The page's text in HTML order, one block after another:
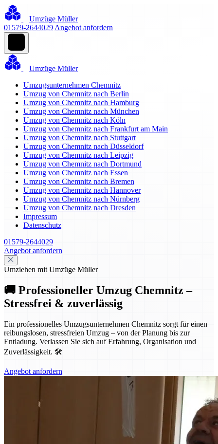
Umzüge Müller
01579-2644029 Angebot anfordern
Umzüge Müller
Umzugsunternehmen Chemnitz
Umzug von Chemnitz nach Berlin
Umzug von Chemnitz nach Hamburg
Umzug von Chemnitz nach München
Umzug von Chemnitz nach Köln
Umzug von Chemnitz nach Frankfurt am Main
Umzug von Chemnitz nach Stuttgart
Umzug von Chemnitz nach Düsseldorf
Umzug von Chemnitz nach Leipzig
Umzug von Chemnitz nach Dortmund
Umzug von Chemnitz nach Essen
Umzug von Chemnitz nach Bremen
Umzug von Chemnitz nach Hannover
Umzug von Chemnitz nach Nürnberg
Umzug von Chemnitz nach Dresden
Impressum
Datenschutz
01579-2644029
Angebot anfordern
Umziehen mit Umzüge Müller
🚚 Professioneller Umzug Chemnitz –
Stressfrei & zuverlässig
Ein professionelles Umzugsunternehmen Chemnitz sorgt für einen
reibungslosen, stressfreien Umzug – von der Planung bis zur
Entladung. Verlassen Sie sich auf Erfahrung, Organisation und
Zuverlässigkeit. 🛠️
Angebot anfordern